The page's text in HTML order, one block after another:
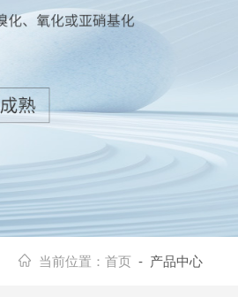
当前位置： 首页 - 产品中心